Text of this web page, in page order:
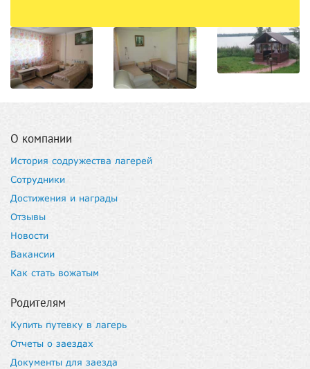
О компании
История содружества лагерей
Сотрудники
Достижения и награды
Отзывы
Новости
Вакансии
Как стать вожатым
Родителям
Купить путевку в лагерь
Отчеты о заездах
Документы для заезда